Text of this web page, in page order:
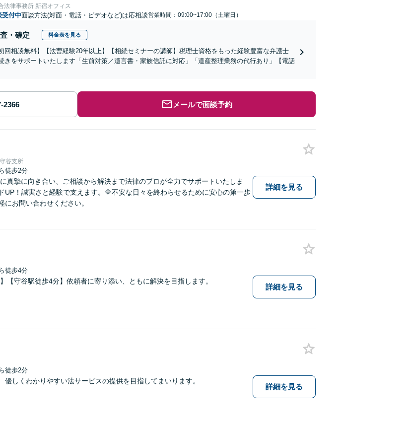
法律事務所 新宿オフィス
受付中面談方法(対面・電話・ビデオなど)は応相談営業時間：09:00~17:00（土曜日）
・確定 料金表を見る
回相談無料】【法曹経験20年以上】【相続セミナーの講師】税理士資格をもった経験豊富な弁護士
きをサポートいたします「生前対策／遺言書・家族信託に対応」「遺産整理業務の代行あり」【電話
メールで面談予約
谷支所
徒歩2分
摯に向き合い、ご相談から解決まで法律のプロが全力でサポートいたしま
UP！誠実さと経験で支えます。🔷不安な日々を終わらせるために安心の第一歩
にお問い合わせください。
詳細を見る
徒歩4分
【守谷駅徒歩4分】依頼者に寄り添い、ともに解決を目指します。
詳細を見る
徒歩2分
優しくわかりやすい法サービスの提供を目指してまいります。
詳細を見る